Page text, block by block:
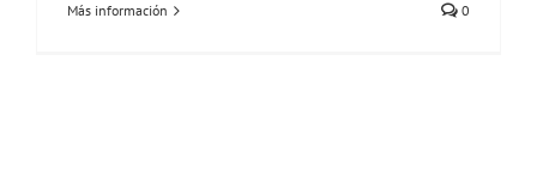
Más información 0